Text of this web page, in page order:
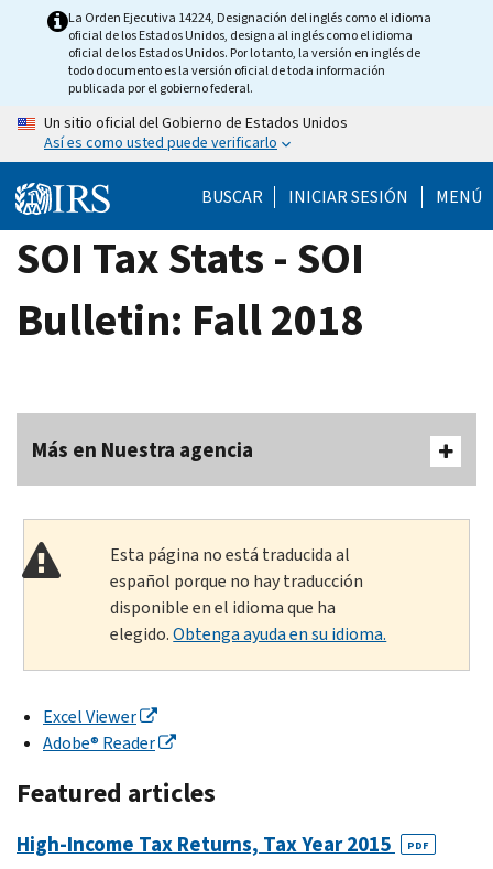
La Orden Ejecutiva 14224, Designación del inglés como el idioma
oficial de los Estados Unidos, designa al inglés como el idioma
oficial de los Estados Unidos. Por lo tanto, la versión en inglés de
todo documento es la versión oficial de toda información
publicada por el gobierno federal.
Un sitio oficial del Gobierno de Estados Unidos
Así es como usted puede verificarlo
BUSCAR INICIAR SESIÓN MENÚ
SOI Tax Stats - SOI
Bulletin: Fall 2018
Más en Nuestra agencia
Esta página no está traducida al
español porque no hay traducción
disponible en el idioma que ha
elegido.Obtenga ayuda en su idioma.
Excel Viewer
Adobe® Reader
Featured articles
High-Income Tax Returns, Tax Year 2015 PDF